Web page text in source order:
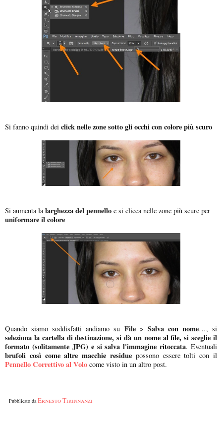
Si fanno quindi dei click nelle zone sotto gli occhi con colore più scuro
Si aumenta lalarghezza del pennello e si clicca nelle zone più scure per
uniformare il colore
Quando siamo soddisfatti andiamo su File > Salva con nome…, si
seleziona la cartella di destinazione, si dà un nome al file, si sceglie il
formato (solitamente JPG) e si salva l'immagine ritoccata. Eventuali
brufoli così come altre macchie residue possono essere tolti con il
Pennello Correttivo al Volo come visto in un altro post.
Pubblicato daErnesto Tirinnanzi